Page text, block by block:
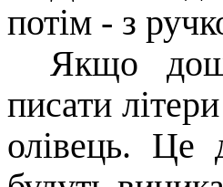
потім - з
Якщо
писати
олівець. Це